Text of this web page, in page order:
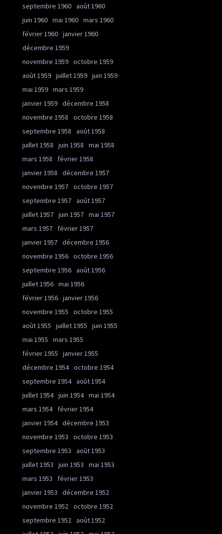
septembre 1960 août 1960
juin 1960 mai 1960 mars 1960
février 1960 janvier 1960
décembre 1959
novembre 1959 octobre 1959
août 1959 juillet 1959 juin 1959
mai 1959 mars 1959
janvier 1959 décembre 1958
novembre 1958
octobre 1958
septembre 1958
août 1958
juillet 1958
juin 1958
mai 1958
mars 1958
février 1958
janvier 1958
décembre 1957
novembre 1957 octobre 1957
septembre 1957 août 1957
juillet 1957 juin 1957 mai 1957
mars 1957
février 1957
janvier 1957 décembre 1956
novembre 1956 octobre 1956
septembre 1956 août 1956
juillet 1956 mai 1956
février 1956 janvier 1956
novembre 1955
octobre 1955
août 1955
juillet 1955
juin 1955
mai 1955
mars 1955
février 1955
janvier 1955
décembre 1954 octobre 1954
septembre 1954 août 1954
juillet 1954 juin 1954 mai 1954
mars 1954
février 1954
janvier 1954 décembre 1953
novembre 1953
octobre 1953
septembre 1953
août 1953
juillet 1953
juin 1953
mai 1953
mars 1953
février 1953
janvier 1953
décembre 1952
novembre 1952 octobre 1952
septembre 1952 août 1952